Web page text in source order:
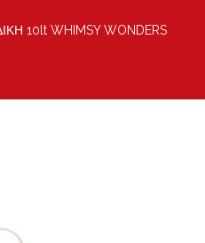
10lt WHIMSY WONDERS